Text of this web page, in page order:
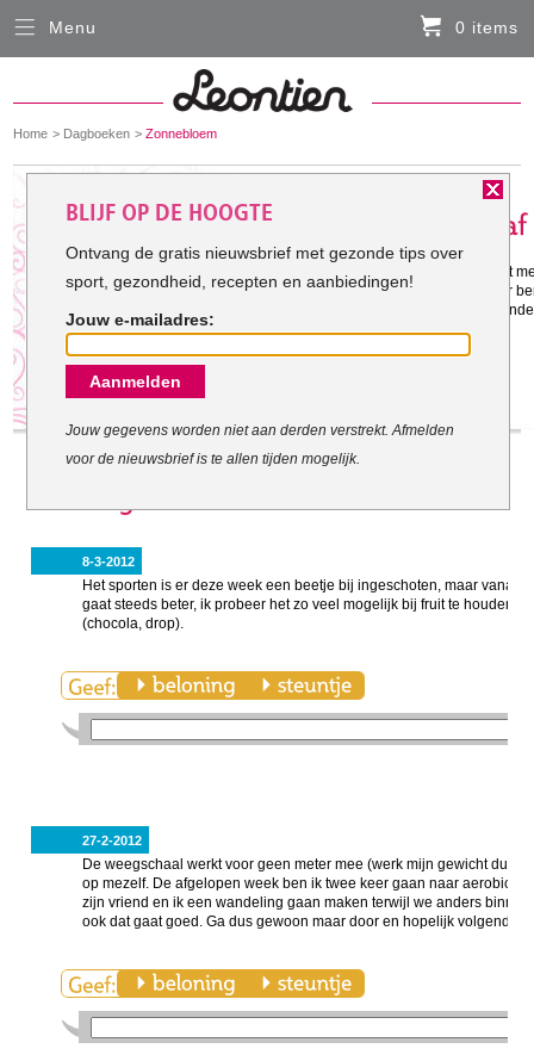
You
here:
Home Dagboeken Zonnebloem
Gestart met mijn doel: 12-2-2012
Er moet wat af, simpelweg omdat het
willen en wat fitter worden. Vorig jaar
bevalt goed, in combinatie met
volgende stap!
8-3-2012
Het sporten is er deze week een beetje bij ingeschoten, maar
gaat steeds beter, ik probeer het zo veel mogelijk bij fruit te houden
(chocola, drop).
27-2-2012
De weegschaal werkt voor geen meter mee (werk mijn gewicht dus
op mezelf. De afgelopen week ben ik twee keer gaan naar aerobics
zijn vriend en ik een wandeling gaan maken terwijl we anders
ook dat gaat goed. Ga dus gewoon maar door en hopelijk volgende
Menu 0 items
Sluiten
HARDLOOPKLEDING
FIETSKLEDING
SERVICE
Inloggen
Contact- en adresgegevens
Levertijd, retourneren, ruilen
BLIJF OP DE HOOGTE
Ontvang de gratis nieuwsbrief met gezonde tips over
sport, gezondheid, recepten en aanbiedingen!
Jouw e-mailadres:
Aanmelden
Jouw gegevens worden niet aan derden verstrekt. Afmelden
voor de nieuwsbrief is te allen tijden mogelijk.